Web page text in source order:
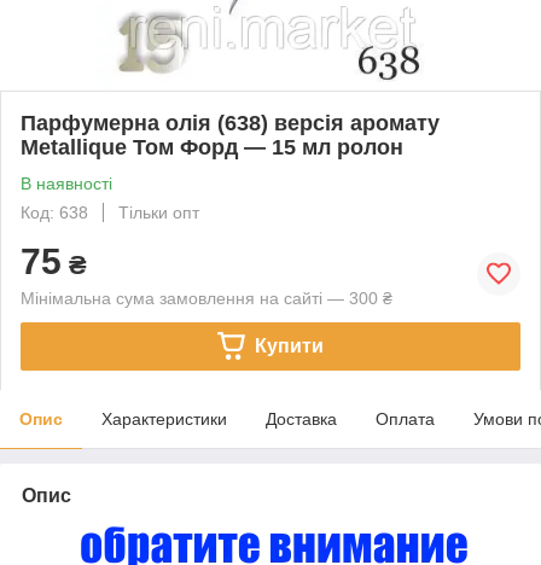
Парфумерна олія (638) версія аромату
Metallique Том Форд — 15 мл ролон
В наявності
Код: 638
Тільки опт
75 ₴
Мінімальна сума замовлення на сайті — 300 ₴
Купити
Опис Характеристики Доставка Оплата Умови
Опис